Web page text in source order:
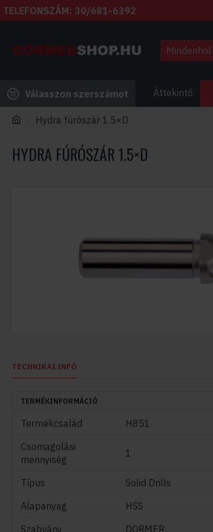
TELEFONSZÁM: 30/681-6392
Mindenhol
Válasszon szerszámot Áttekintő
Hydra fúrószár 1.5×D
HYDRA FÚRÓSZÁR 1.5×D
TECHNIKAI INFÓ
TERMÉKINFORMÁCIÓ
Termékcsalád
H851
Csomagolási
mennyiség
1
Típus
Solid Drills
Alapanyag
HSS
Szabvány
DORMER